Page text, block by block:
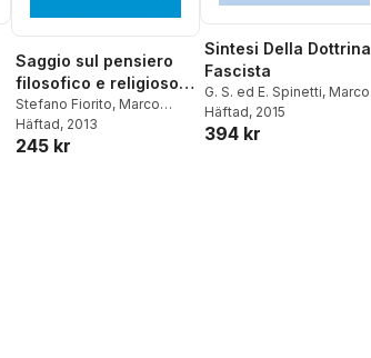
Saggio sul pensiero
filosofico e religioso
del Fascismo
Stefano Fiorito, Marco
Piraino, Armando Carlini
Häftad, 2013
245 kr
Sintesi Della Dottrina
Fascista
G. S. ed E. Spinetti, Marco
Piraino, Stefano Fiorito
Häftad, 2015
394 kr